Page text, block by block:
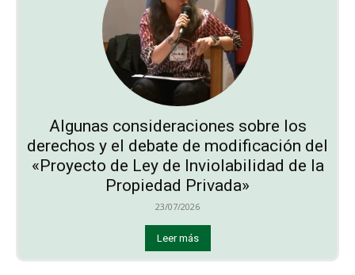
Algunas consideraciones sobre los
derechos y el debate de modificación del
«Proyecto de Ley de Inviolabilidad de la
Propiedad Privada»
23/07/2026
Leer más